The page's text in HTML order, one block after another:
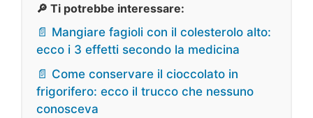
🔎 Ti potrebbe interessare:
📄 Mangiare fagioli con il colesterolo alto:
ecco i 3 effetti secondo la medicina
📄 Come conservare il cioccolato in
frigorifero: ecco il trucco che nessuno
conosceva